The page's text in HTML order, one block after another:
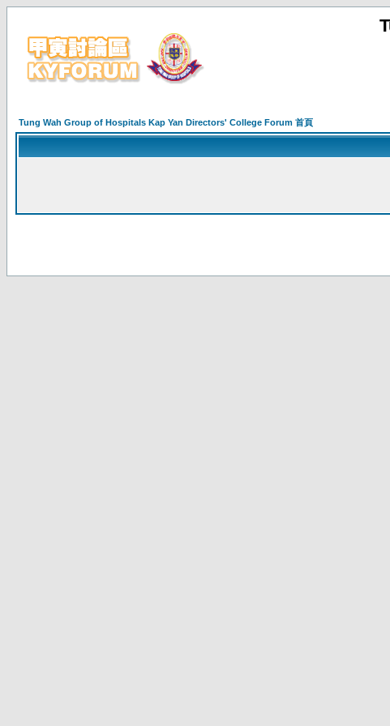
Tung Wah Group of Hospitals Kap Yan Directors' College Forum 首頁